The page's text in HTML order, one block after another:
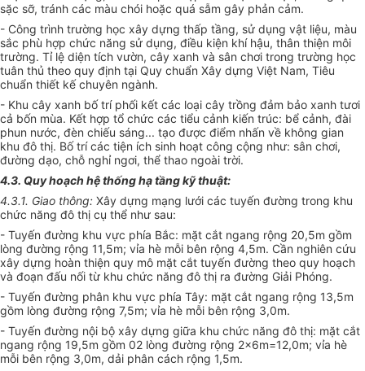
sặc sỡ, tránh các màu chói hoặc quá sẫm gây phản cảm.
- Công trình trường học xây dựng thấp tầng, sử dụng vật liệu, màu
sắc phù hợp chức năng sử dụng, điều kiện khí hậu, thân thiện môi
trường. Tỉ lệ diện tích vườn, cây xanh và sân chơi trong trường học
tuân thủ theo quy định tại Quy chuẩn Xây dựng Việt Nam, Tiêu
chuẩn thiết kế chuyên ngành.
- Khu cây xanh bố trí phối kết các loại cây trồng đảm bảo xanh tươi
cả bốn mùa. Kết hợp tổ chức các tiểu cảnh kiến trúc: bể cảnh, đài
phun nước, đèn chiếu sáng... tạo được điểm nhấn về không gian
khu đô thị. Bố trí các tiện ích sinh hoạt công cộng như: sân chơi,
đường dạo, chỗ nghỉ ngơi, thể thao ngoài trời.
4.3. Quy hoạch hệ thống hạ tầng kỹ thuật:
4.3.1. Giao thông: Xây dựng mạng lưới các tuyến đường trong khu
chức năng đô thị cụ thể như sau:
- Tuyến đường khu vực phía Bắc: mặt cắt ngang rộng 20,5m gồm
lòng đường rộng 11,5m; vỉa hè mỗi bên rộng 4,5m. Cần nghiên cứu
xây dựng hoàn thiện quy mô mặt cắt tuyến đường theo quy hoạch
và đoạn đấu nối từ khu chức năng đô thị ra đường Giải Phóng.
- Tuyến đường phân khu vực phía Tây: mặt cắt ngang rộng 13,5m
gồm lòng đường rộng 7,5m; vỉa hè mỗi bên rộng 3,0m.
- Tuyến đường nội bộ xây dựng giữa khu chức năng đô thị: mặt cắt
ngang rộng 19,5m gồm 02 lòng đường rộng 2x6m=12,0m; vỉa hè
mỗi bên rộng 3,0m, dải phân cách rộng 1,5m.